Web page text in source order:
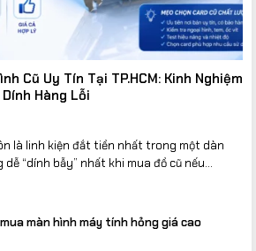
Cũ Uy Tín Tại TP.HCM: Kinh Nghiệm
Hàng Lỗi
là linh kiện đắt tiền nhất trong một dàn
dễ “dính bẫy” nhất khi mua đồ cũ nếu...
màn hình máy tính hỏng giá cao